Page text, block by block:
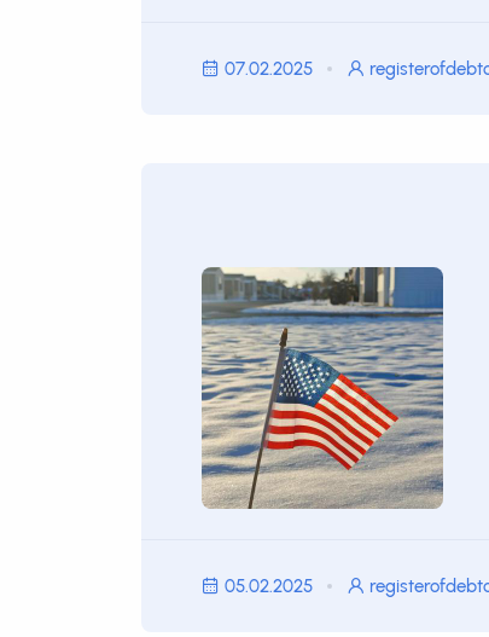
07.02.2025
05.02.2025